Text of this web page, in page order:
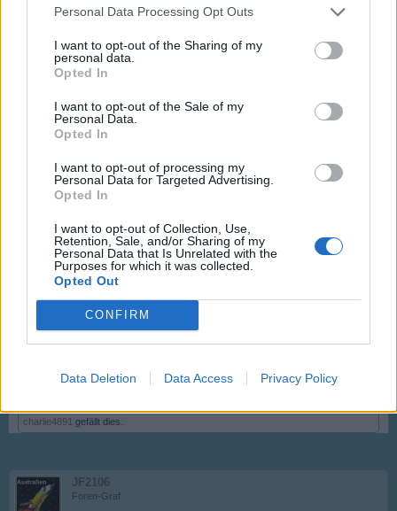
Personal Data Processing Opt Outs
I want to opt-out of the Sharing of my
personal data.
Opted In
I want to opt-out of the Sale of my
Personal Data.
Opted In
I want to opt-out of processing my
Personal Data for Targeted Advertising.
Opted In
I want to opt-out of Collection, Use,
Retention, Sale, and/or Sharing of my
Personal Data that Is Unrelated with the
Purposes for which it was collected.
Opted Out
CONFIRM
Data Deletion Data Access Privacy Policy
11 September 2014
bad-ebneth-boy gefällt dies.
RheinMainAir
Laufenlerner
Ich weiß garnicht, wieso hier immer alle rummosern
hätte gerne noch so ein paar fliegende Hexen, finde die
immer wieder lustig, wenn sie bei mir aufschlagen.
Genauso wie fliegende Würstchen und Kuchen und was
auch immer. Die Vielfalt machts!
Solange die Werte besser und die Abfertigungszeiten
kürzer als die Shop-Flieger sind und BP das mit den
Proportionen einigermaßen hinbekommt, sieht es für mich
Aber was weiß eine alte Frau schon, ne
charlie4891 gefällt dies.
JF2106
Foren-Graf